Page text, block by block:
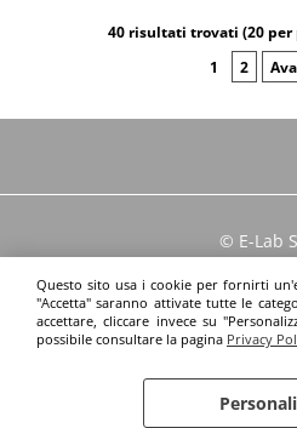
Questo sito usa i cookie per fornirti
"Accetta" saranno attivate tutte le
accettare, cliccare invece su
possibile consultare la pagina Privacy
40 risultati trovati (20 per
1
2
Dove siamo
Servizi
Iscriviti alla Newsletter
Condizioni di vendita
Condizioni di vendita
E-LAB S.R.L.
Via Giovanni Brahms, 5
© E-Lab
Privacy Policy